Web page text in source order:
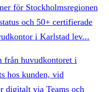
för Stockholmsregionen
och 50+ certifierade
i Karlstad lev...
från huvudkontoret i
hos kunden, vid
digitalt via Teams och